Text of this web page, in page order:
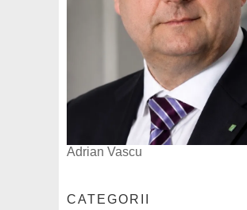
Adrian Vascu
CATEGORII